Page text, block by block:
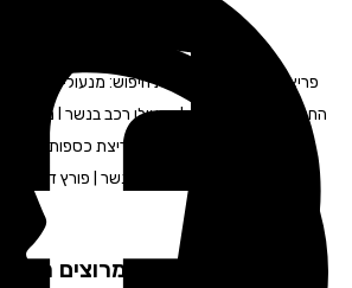
מנעולנים בנשר | פורץ דלתות בנשר
לקוחות מרוצים ממליצים